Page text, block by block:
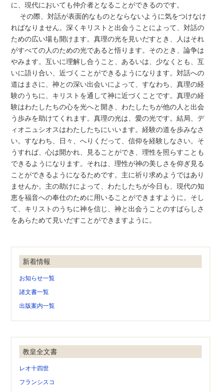
に、現代においても仲介者となることができるのです。
その際、対話が表面的なものとならないように気をつけなけ
ればなりません。深くキリストと出会うことによって、対話の
ための広い場も開けます。真理の光を見いだすとき、人はそれ
がすべての人のための光であると悟ります。そのとき、論争は
やみます。互いに理解し合うこと、あるいは、少なくとも、互
いに語り合い、近づくことができるようになります。対話への
道はまさに、神との深い出会いによって、すなわち、真理の経
験のうちに、キリストを通して神に近づくことです。真理の経
験はわたしたちの心を光へと開き、わたしたちが他の人と出会
う歩みを助けてくれます。真理の光は、愛の光です。結局、デ
ィオニュシオスはわたしたちにいいます。経験の道を歩みなさ
い。すなわち、日々、へりくだって、信仰を経験しなさい。そ
うすれば、心は開かれ、見ることができ、理性を照らすことも
できるようになります。それは、理性が神の美しさを仰ぎ見る
ことができるようになるためです。主に祈り求めようではあり
ませんか。主の助けによって、わたしたちが今日も、現代の知
恵を福音への奉仕のために用いることができますように。そし
て、キリストのうちに神を信じ、神と出会うことのすばらしさ
をあらためて見いだすことができますように。
新着情報
お知らせ一覧
諸文書一覧
出版案内一覧
教皇全文書
レオ十四世
フランシスコ